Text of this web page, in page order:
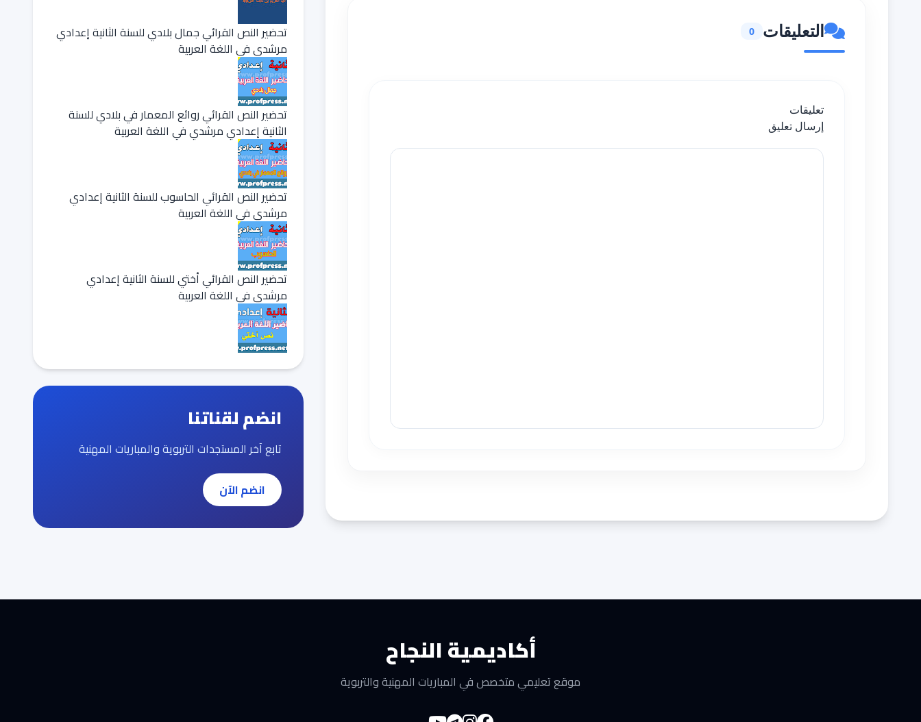
التعليقات 0
تعليقات
إرسال تعليق
تحضير النص القرائي جمال بلادي للسنة الثانية إعدادي
مرشدي في اللغة العربية
تحضير النص القرائي روائع المعمار في بلادي للسنة
الثانية إعدادي مرشدي في اللغة العربية
تحضير النص القرائي الحاسوب للسنة الثانية إعدادي
مرشدي في اللغة العربية
تحضير النص القرائي أختي للسنة الثانية إعدادي
مرشدي في اللغة العربية
انضم لقناتنا
تابع آخر المستجدات التربوية والمباريات المهنية
انضم الآن
أكاديمية النجاح
موقع تعليمي متخصص في المباريات المهنية والتربوية